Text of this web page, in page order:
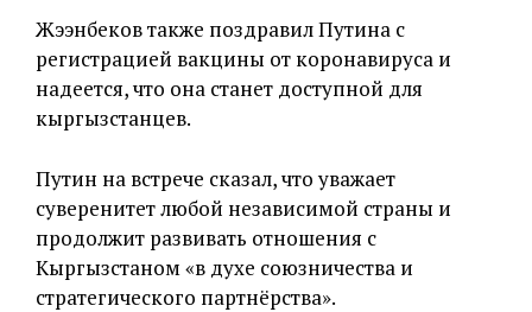
Жээнбеков также поздравил Путина с
регистрацией вакцины от коронавируса и
надеется, что она станет доступной для
кыргызстанцев.
Путин на встрече сказал, что уважает
суверенитет любой независимой страны и
продолжит развивать отношения с
Кыргызстаном «в духе союзничества и
стратегического партнёрства».